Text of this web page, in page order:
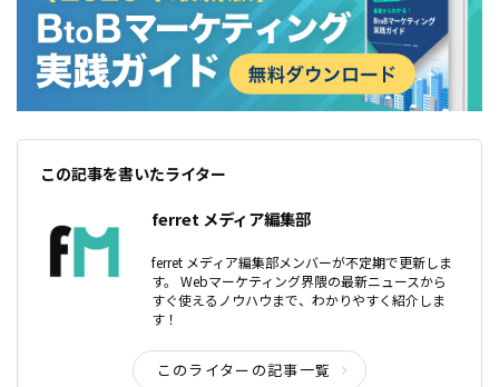
この記事を書いたライター
ferret メディア編集部
ferret メディア編集部メンバーが不定期で更新しま
す。 Webマーケティング界隈の最新ニュースから
すぐ使えるノウハウまで、わかりやすく紹介しま
す！
このライターの記事一覧